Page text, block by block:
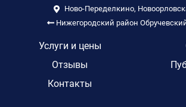
Ново-Переделкино,
Нижегородский район
Услуги и цены
Отзывы
Контакты